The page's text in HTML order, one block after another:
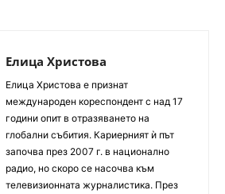
Елица Христова
Елица Христова е признат
международен кореспондент с над 17
години опит в отразяването на
глобални събития. Кариерният ѝ път
започва през 2007 г. в национално
радио, но скоро се насочва към
телевизионната журналистика. През